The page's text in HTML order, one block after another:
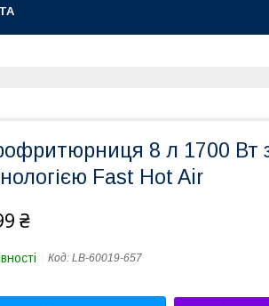
8 л 1700 Вт
Fast Hot Air
₴
Код: LB-60019-657